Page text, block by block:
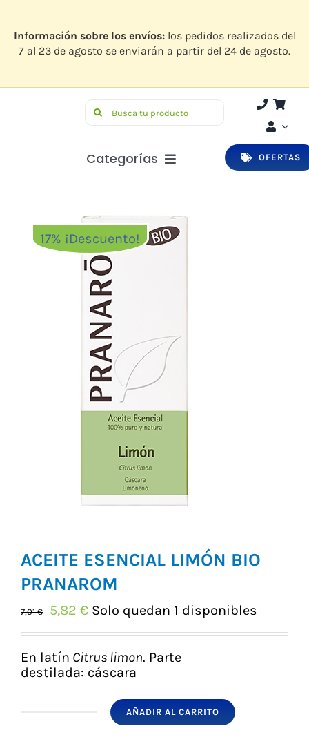
contenido
Información sobre los envíos:los pedidos realizados del
7 al 23 de agosto se enviarán a partir del 24 de agosto.
Buscar:
Categorías
Higiene y Belleza
Infantil
Vitaminas y Suplementos
Alimentación
OFERTAS
17% ¡Descuento!
ACEITE ESENCIAL LIMÓN BIO
PRANAROM
7,01€
El
original
era:
7,01 €.
5,82 €El
actual
es:
5,82 €.
Solo quedan 1 disponibles
En latín Citrus limon. Parte
destilada: cáscara
AÑADIR AL CARRITO